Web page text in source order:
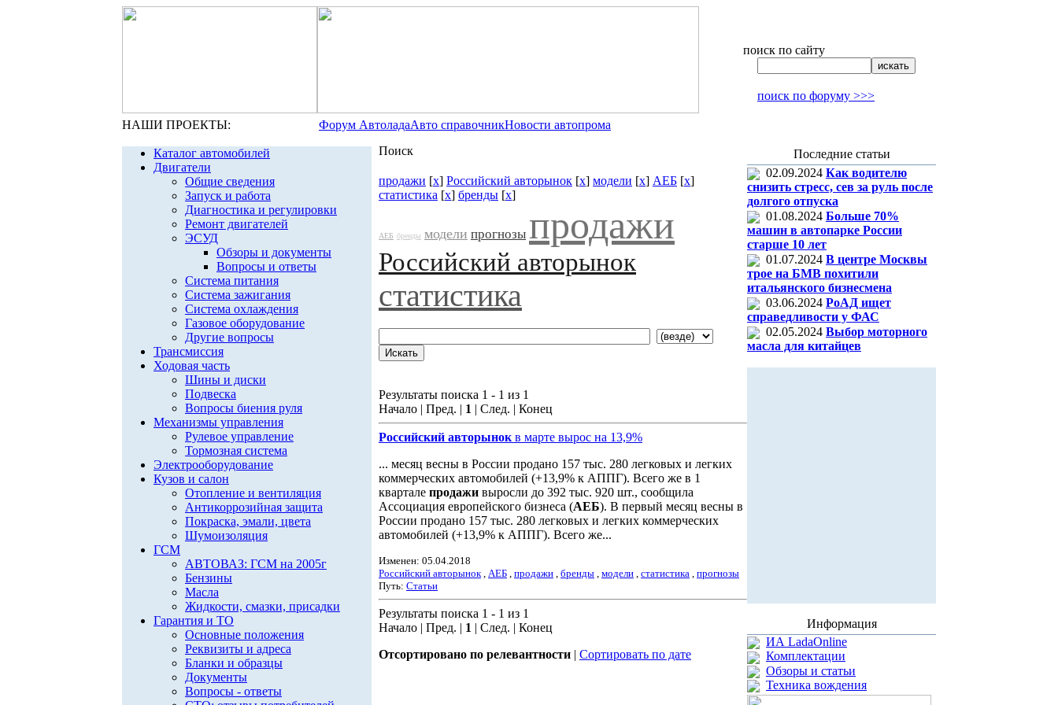
поиск по сайту
поиск по форуму >>>
НАШИ ПРОЕКТЫ: Форум АвтоладаАвто справочникНовости автопрома
Каталог автомобилей
Двигатели
Общие сведения
Запуск и работа
Диагностика и регулировки
Ремонт двигателей
ЭСУД
Обзоры и документы
Вопросы и ответы
Система питания
Система зажигания
Система охлаждения
Газовое оборудование
Другие вопросы
Трансмиссия
Ходовая часть
Шины и диски
Подвеска
Вопросы биения руля
Механизмы управления
Рулевое управление
Тормозная система
Электрооборудование
Кузов и салон
Отопление и вентиляция
Антикоррозийная защита
Покраска, эмали, цвета
Шумоизоляция
ГСМ
АВТОВАЗ: ГСМ на 2005г
Бензины
Масла
Жидкости, смазки, присадки
Гарантия и ТО
Основные положения
Реквизиты и адреса
Бланки и образцы
Документы
Вопросы - ответы
Поиск
продажи [x] Российский авторынок [x] модели [x] АЕБ [x]
статистика [x] бренды [x]
АЕБ бренды модели прогнозы продажи
Российский авторынок
статистика
Результаты поиска 1 - 1 из 1
Начало | Пред. | 1 | След. | Конец
Российский авторынок в марте вырос на 13,9%
... месяц весны в России продано 157 тыс. 280 легковых и легких
коммерческих автомобилей (+13,9% к АППГ). Всего же в 1
квартале продажи выросли до 392 тыс. 920 шт., сообщила
Ассоциация европейского бизнеса (АЕБ). В первый месяц весны в
России продано 157 тыс. 280 легковых и легких коммерческих
автомобилей (+13,9% к АППГ). Всего же...
Изменен: 05.04.2018
Российский авторынок, АЕБ , продажи , бренды , модели , статистика , прогнозы
Путь: Статьи
Результаты поиска 1 - 1 из 1
Начало | Пред. | 1 | След. | Конец
Отсортировано по релевантности | Сортировать по дате
Последние статьи
02.09.2024 Как водителю
снизить стресс, сев за руль после
долгого отпуска
01.08.2024 Больше 70%
машин в автопарке России
старше 10 лет
01.07.2024 В центре Москвы
трое на БМВ похитили
итальянского бизнесмена
03.06.2024 РоАД ищет
справедливости у ФАС
02.05.2024 Выбор моторного
масла для китайцев
Информация
ИА LadaOnline
Комплектации
Обзоры и статьи
Техника вождения